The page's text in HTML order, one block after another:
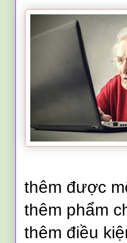
thêm được
thêm phẩm
thêm điều